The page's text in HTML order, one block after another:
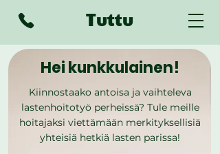
Tuttu
Hei kunkkulainen!
Kiinnostaako antoisa ja vaihteleva
lastenhoitotyö perheissä? Tule meille
hoitajaksi viettämään merkityksellisiä
yhteisiä hetkiä lasten parissa!